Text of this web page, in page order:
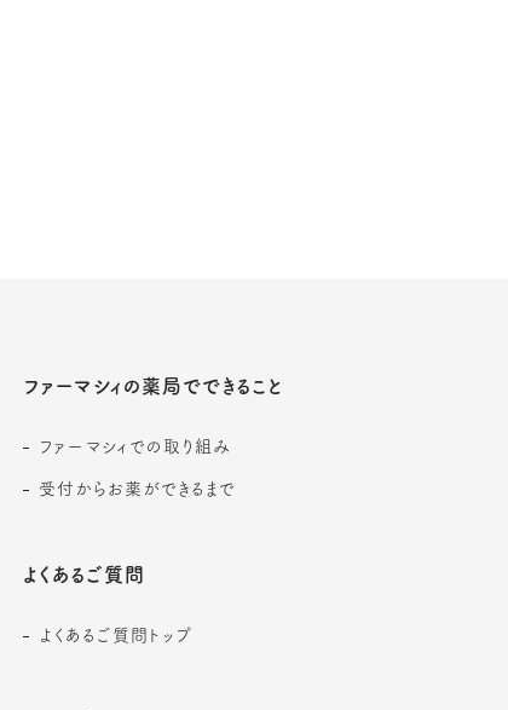
ファーマシィの薬局でできること
ファーマシィでの取り組み
受付からお薬ができるまで
よくあるご質問
よくあるご質問トップ